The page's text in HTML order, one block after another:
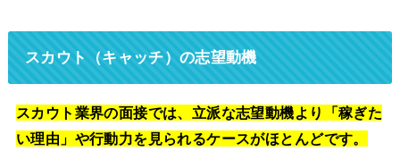
スカウト（キャッチ）の志望動機
スカウト業界の面接では、立派な志望動機より「稼ぎた
い理由」や行動力を見られるケースがほとんどです。